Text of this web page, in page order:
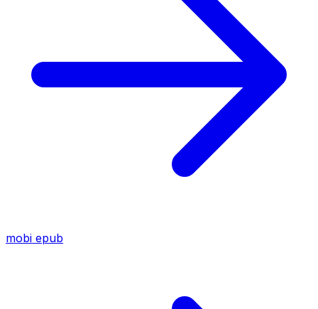
mobi epub